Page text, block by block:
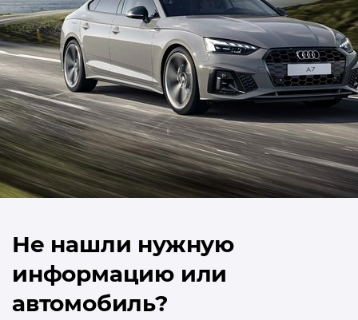
Не нашли нужную
информацию или
автомобиль?